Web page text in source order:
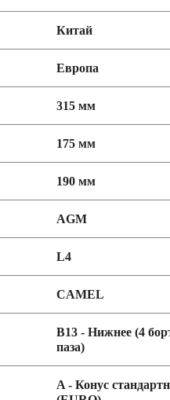
Китай
Европа
315 мм
175 мм
190 мм
AGM
L4
CAMEL
B13 - Нижнее (4
паза)
A - Конус